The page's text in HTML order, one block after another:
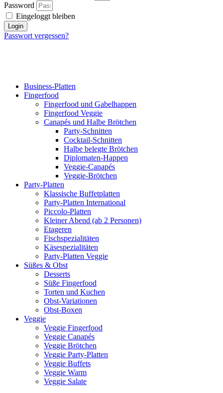
Password
Eingeloggt bleiben
Login
Passwort vergessen?
Business-Platten
Fingerfood
Fingerfood und Gabelhappen
Fingerfood Veggie
Canapés und Halbe Brötchen
Party-Schnitten
Cocktail-Schnitten
Halbe belegte Brötchen
Diplomaten-Happen
Veggie-Canapés
Veggie-Brötchen
Party-Platten
Klassische Buffetplatten
Party-Platten International
Piccolo-Platten
Kleiner Abend (ab 2 Personen)
Etageren
Fischspezialitäten
Käsespezialitäten
Party-Platten Veggie
Süßes & Obst
Desserts
Süße Fingerfood
Torten und Kuchen
Obst-Variationen
Obst-Boxen
Veggie
Veggie Fingerfood
Veggie Canapés
Veggie Brötchen
Veggie Party-Platten
Veggie Buffets
Veggie Warm
Veggie Salate